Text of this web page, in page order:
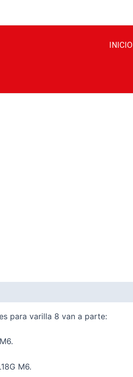
INICIO
para varilla 8 van a parte:
M6.